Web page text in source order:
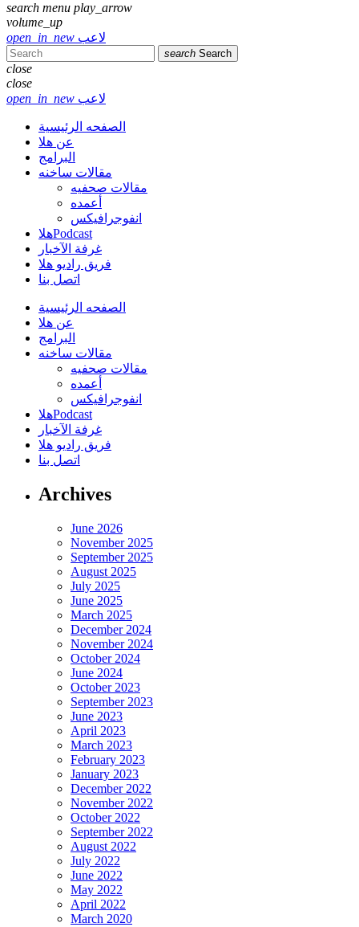
search menu play_arrow
volume_up
open_in_new لاعب
search Search
close
close
open_in_new لاعب
الصفحه الرئيسية
عن هلا
البرامج
مقالات ساخنه
مقالات صحفيه
أعمده
انفوجرافيكس
هلاPodcast
غرفة الآخبار
فريق راديو هلا
اتصل بنا
الصفحه الرئيسية
عن هلا
البرامج
مقالات ساخنه
مقالات صحفيه
أعمده
انفوجرافيكس
هلاPodcast
غرفة الآخبار
فريق راديو هلا
اتصل بنا
Archives
June 2026
November 2025
September 2025
August 2025
July 2025
June 2025
March 2025
December 2024
November 2024
October 2024
June 2024
October 2023
September 2023
June 2023
April 2023
March 2023
February 2023
January 2023
December 2022
November 2022
October 2022
September 2022
August 2022
July 2022
June 2022
May 2022
April 2022
March 2020